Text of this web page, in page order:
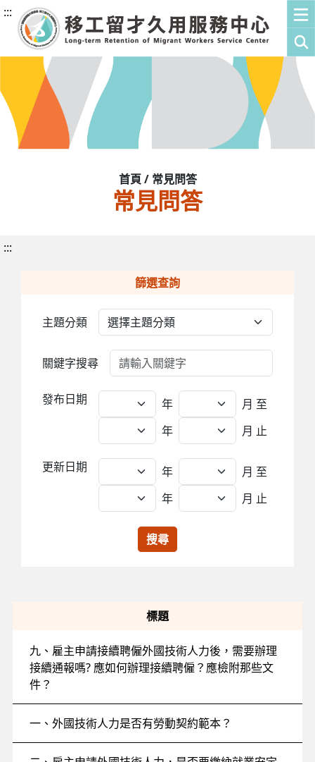
:::
首頁 / 常見問答
常見問答
:::
篩選查詢
主題分類
關鍵字搜尋
發布日期 年 月 至
年
月 止
更新日期 年 月 至
年
月 止
搜尋
標題
九、雇主申請接續聘僱外國技術人力後，需要辦理
接續通報嗎? 應如何辦理接續聘僱？應檢附那些文
件？
一、外國技術人力是否有勞動契約範本？